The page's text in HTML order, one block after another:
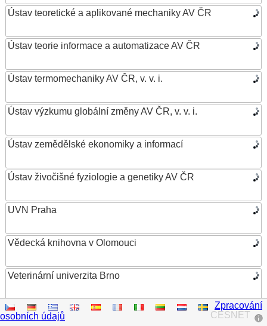
Ústav teoretické a aplikované mechaniky AV ČR
Ústav teorie informace a automatizace AV ČR
Ústav termomechaniky AV ČR, v. v. i.
Ústav výzkumu globální změny AV ČR, v. v. i.
Ústav zemědělské ekonomiky a informací
Ústav živočišné fyziologie a genetiky AV ČR
UVN Praha
Vědecká knihovna v Olomouci
Veterinární univerzita Brno
VŠB – Technická univerzita Ostrava
CESNET
Zpracování
osobních údajů